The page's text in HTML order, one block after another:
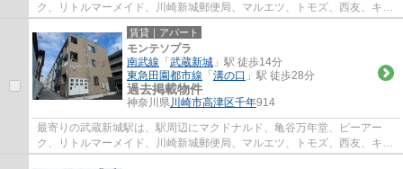
ク、リトルマーメイド、川崎新城郵便局、マルエツ、トモズ、西友、キャ
ン★ドゥ、文教堂書店、コージーコーナーなど...
賃貸｜アパート
モンテソプラ
南武線 「 武蔵新城 」駅 徒歩14分
東急田園都市線 「 溝の口 」駅 徒歩28分
過去掲載物件
神奈川県川崎市高津区千年914
最寄りの武蔵新城駅は、駅周辺にマクドナルド、亀谷万年堂、ピーアー
ク、リトルマーメイド、川崎新城郵便局、マルエツ、トモズ、西友、キャ
ン★ドゥ、文教堂書店、コージーコーナーなど...